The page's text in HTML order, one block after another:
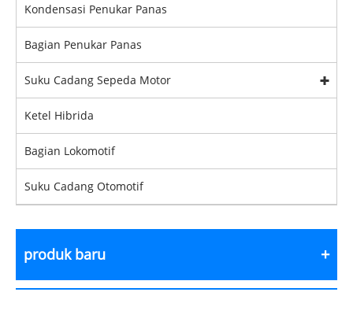
Kondensasi Penukar Panas
Bagian Penukar Panas
Suku Cadang Sepeda Motor
Ketel Hibrida
Bagian Lokomotif
Suku Cadang Otomotif
produk baru